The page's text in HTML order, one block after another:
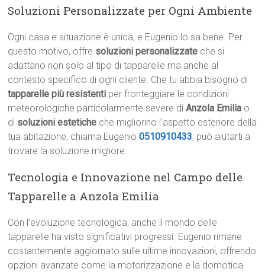
Soluzioni Personalizzate per Ogni Ambiente
Ogni casa e situazione è unica, e Eugenio lo sa bene. Per
questo motivo, offre soluzioni personalizzate che si
adattano non solo al tipo di tapparelle ma anche al
contesto specifico di ogni cliente. Che tu abbia bisogno di
tapparelle più resistenti per fronteggiare le condizioni
meteorologiche particolarmente severe diAnzola Emilia o
di soluzioni estetiche che migliorino l’aspetto esteriore della
tua abitazione, chiama Eugenio0510910433; può aiutarti a
trovare la soluzione migliore.
Tecnologia e Innovazione nel Campo delle
Tapparelle a Anzola Emilia
Con l’evoluzione tecnologica, anche il mondo delle
tapparelle ha visto significativi progressi. Eugenio rimane
costantemente aggiornato sulle ultime innovazioni, offrendo
opzioni avanzate come la motorizzazione e la domotica.